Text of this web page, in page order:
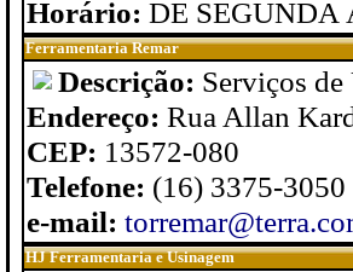
Horário: DE SEGUNDA
Ferramentaria Remar
Descrição: Serviços
Endereço: Rua Allan
CEP: 13572-080
Telefone: (16) 3375-3050
e-mail:
HJ Ferramentaria e Usinagem